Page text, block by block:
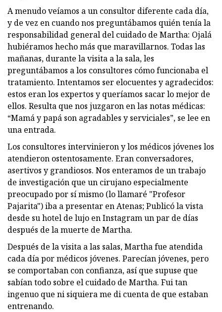
A menudo veíamos a un consultor diferente cada día,
y de vez en cuando nos preguntábamos quién tenía la
responsabilidad general del cuidado de Martha: Ojalá
hubiéramos hecho más que maravillarnos. Todas las
mañanas, durante la visita a la sala, les
preguntábamos a los consultores cómo funcionaba el
tratamiento. Intentamos ser elocuentes y agradecidos:
estos eran los expertos y queríamos sacar lo mejor de
ellos. Resulta que nos juzgaron en las notas médicas:
“Mamá y papá son agradables y serviciales”, se lee en
una entrada.
Los consultores intervinieron y los médicos jóvenes los
atendieron ostentosamente. Eran conversadores,
asertivos y grandiosos. Nos enteramos de un trabajo
de investigación que un cirujano especialmente
preocupado por sí mismo (lo llamaré "Profesor
Pajarita") iba a presentar en Atenas; Publicó la vista
desde su hotel de lujo en Instagram un par de días
después de la muerte de Martha.
Después de la visita a las salas, Martha fue atendida
cada día por médicos jóvenes. Parecían jóvenes, pero
se comportaban con confianza, así que supuse que
sabían todo sobre el cuidado de Martha. Fui tan
ingenuo que ni siquiera me di cuenta de que estaban
entrenando.